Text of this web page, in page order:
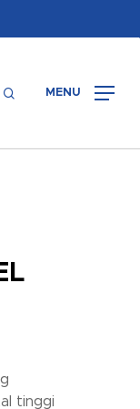
searchMENU
tinggi